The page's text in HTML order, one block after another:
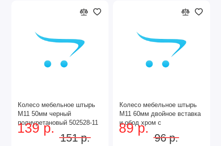
Колесо мебельное штырь
М11 50мм черный
полиуретановый 502528-11
139 р.
151 р.
Колесо мебельное штырь
М11 60мм двойное вставка
и обод хром с
подшипником (60-25-23)
89 р.
96 р.